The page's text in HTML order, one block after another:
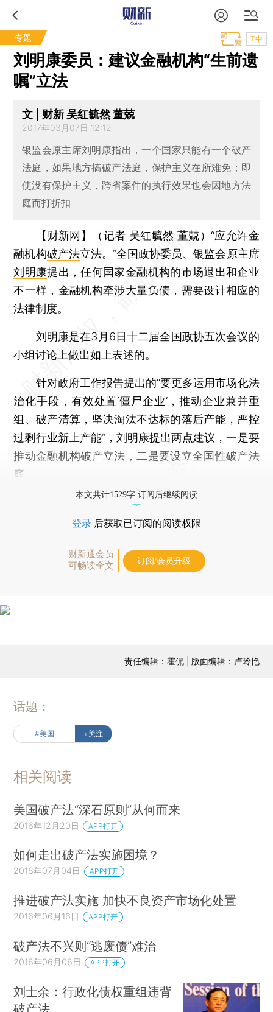
专题 T中
刘明康委员：建议金融机构“生前遗
嘱”立法
文 | 财新 吴红毓然 董兢
2017年03月07日 12:12
银监会原主席刘明康指出，一个国家只能有一个破产
法庭，如果地方搞破产法庭，保护主义在所难免；即
使没有保护主义，跨省案件的执行效果也会因地方法
庭而打折扣
【财新网】（记者 吴红毓然 董兢）“应允许金
融机构破产法立法。”全国政协委员、银监会原主席
刘明康提出，任何国家金融机构的市场退出和企业
不一样，金融机构牵涉大量负债，需要设计相应的
法律制度。
刘明康是在3月6日十二届全国政协五次会议的
小组讨论上做出如上表述的。
针对政府工作报告提出的“要更多运用市场化法
治化手段，有效处置‘僵尸企业’，推动企业兼并重
组、破产清算，坚决淘汰不达标的落后产能，严控
过剩行业新上产能”，刘明康提出两点建议，一是要
推动金融机构破产立法，二是要设立全国性破产法
庭。
本文共计1529字 订阅后继续阅读
登录 后获取已订阅的阅读权限
财新通会员
可畅读全文
订阅/会员升级
责任编辑：霍侃 | 版面编辑：卢玲艳
话题：
#美国 +关注
相关阅读
美国破产法“深石原则”从何而来
2016年12月20日 APP打开
如何走出破产法实施困境？
2016年07月04日 APP打开
推进破产法实施 加快不良资产市场化处置
2016年06月16日 APP打开
破产法不兴则“逃废债”难治
2016年06月06日 APP打开
刘士余：行政化债权重组违背
破产法